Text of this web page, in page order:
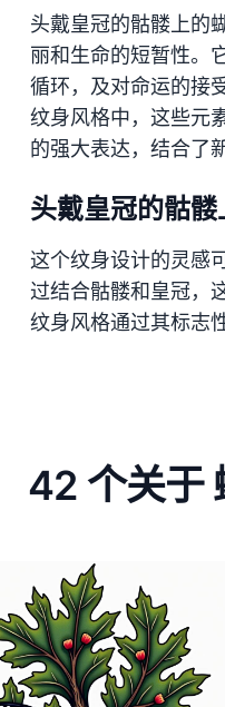
头戴皇冠的骷髅上的
丽和生命的短暂性。
循环，及对命运的接
纹身风格中，这些元
的强大表达，结合了
头戴皇冠的骷
这个纹身设计的灵感
过结合骷髅和皇冠，
纹身风格通过其标志
42 个关于